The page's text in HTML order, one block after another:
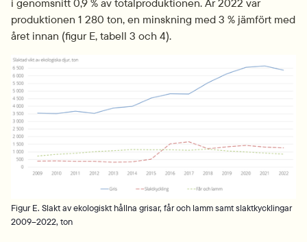
produktionen 1 280 ton, en minskning med 3 % jämfört med
året innan (figur E, tabell 3 och 4).
Figur E. Slakt av ekologiskt hållna grisar, får och lamm samt slaktkycklingar
2009–2022, ton